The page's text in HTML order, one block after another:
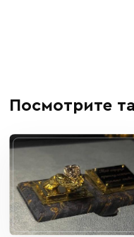
Посмотрите